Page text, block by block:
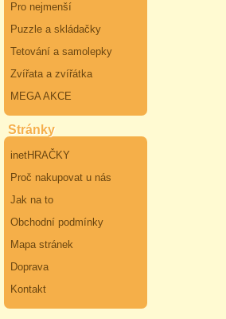
Pro nejmenší
Puzzle a skládačky
Tetování a samolepky
Zvířata a zvířátka
MEGA AKCE
Stránky
inetHRAČKY
Proč nakupovat u nás
Jak na to
Obchodní podmínky
Mapa stránek
Doprava
Kontakt